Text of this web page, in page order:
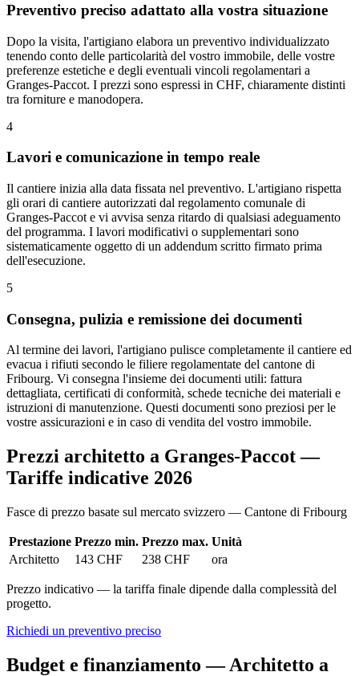
Preventivo preciso adattato alla vostra situazione
Dopo la visita, l'artigiano elabora un preventivo individualizzato
tenendo conto delle particolarità del vostro immobile, delle vostre
preferenze estetiche e degli eventuali vincoli regolamentari a
Granges-Paccot. I prezzi sono espressi in CHF, chiaramente distinti
tra forniture e manodopera.
4
Lavori e comunicazione in tempo reale
Il cantiere inizia alla data fissata nel preventivo. L'artigiano rispetta
gli orari di cantiere autorizzati dal regolamento comunale di
Granges-Paccot e vi avvisa senza ritardo di qualsiasi adeguamento
del programma. I lavori modificativi o supplementari sono
sistematicamente oggetto di un addendum scritto firmato prima
dell'esecuzione.
5
Consegna, pulizia e remissione dei documenti
Al termine dei lavori, l'artigiano pulisce completamente il cantiere ed
evacua i rifiuti secondo le filiere regolamentate del cantone di
Fribourg. Vi consegna l'insieme dei documenti utili: fattura
dettagliata, certificati di conformità, schede tecniche dei materiali e
istruzioni di manutenzione. Questi documenti sono preziosi per le
vostre assicurazioni e in caso di vendita del vostro immobile.
Prezzi architetto a Granges-Paccot —
Tariffe indicative 2026
Fasce di prezzo basate sul mercato svizzero — Cantone di Fribourg
Prestazione Prezzo min. Prezzo max. Unità
Architetto
143 CHF 238 CHF ora
Prezzo indicativo — la tariffa finale dipende dalla complessità del
progetto.
Richiedi un preventivo preciso
Budget e finanziamento — Architetto a